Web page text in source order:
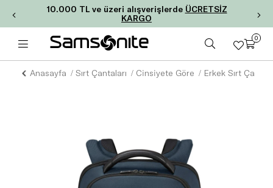
10.000 TL ve üzeri alışverişlerde ÜCRETSİZ
KARGO
0
Anasayfa Sırt Çantaları Cinsiyete Göre Erkek Sırt